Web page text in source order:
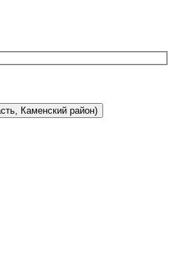
Каменский район)